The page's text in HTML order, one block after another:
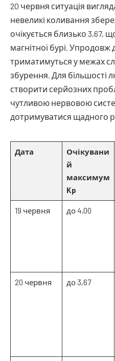
20 червня ситуація
невеликі коливання
очікується близько 3,67,
магнітної бурі.
триматимуться у межах
збурення. Для більшості
створити серйозних
чутливою нервовою
дотримуватися щадного
Дата
Очікувани
й
максимум
Kp
19 червня до 4,00
20 червня до 3,67